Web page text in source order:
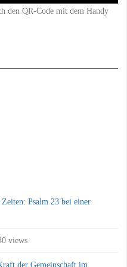
den QR-Code mit dem Handy
Psalm 23 bei einer
views
der Gemeinschaft im